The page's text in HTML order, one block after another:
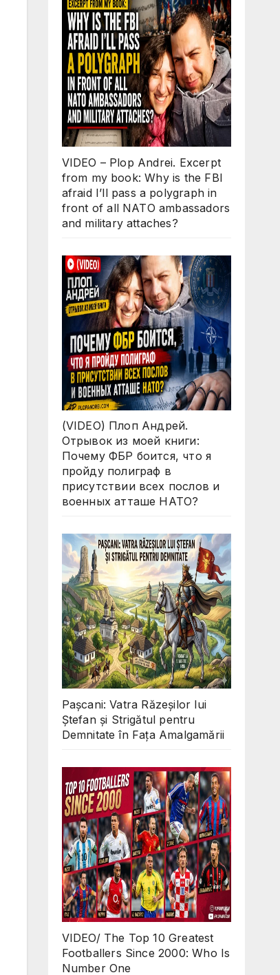
VIDEO – Plop Andrei. Excerpt
from my book: Why is the FBI
afraid I’ll pass a polygraph in
front of all NATO ambassadors
and military attaches?
(VIDEO) Плоп Андрей.
Отрывок из моей книги:
Почему ФБР боится, что я
пройду полиграф в
присутствии всех послов и
военных атташе НАТО?
Pașcani: Vatra Răzeșilor lui
Ștefan și Strigătul pentru
Demnitate în Fața Amalgamării
VIDEO/ The Top 10 Greatest
Footballers Since 2000: Who Is
Number One